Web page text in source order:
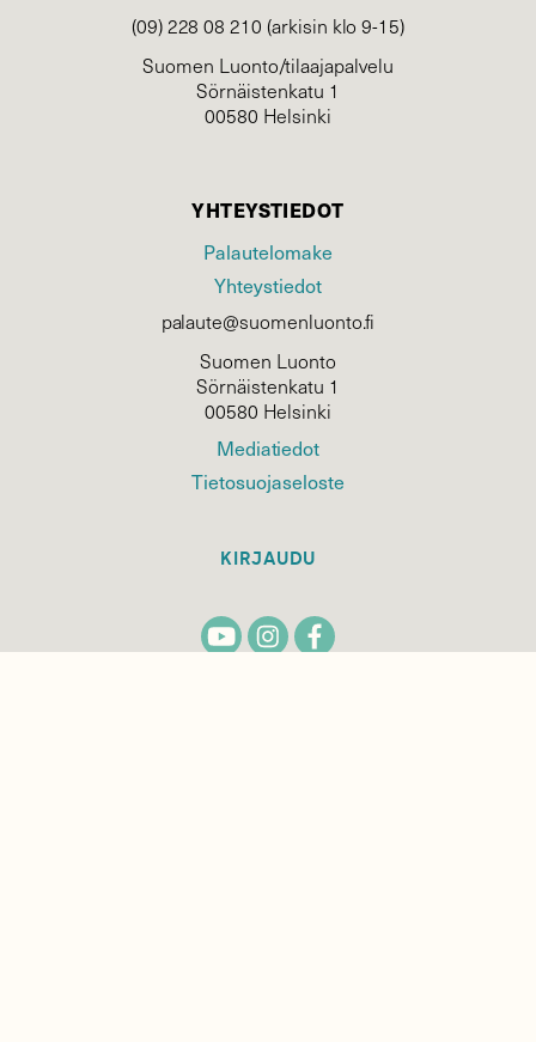
(09) 228 08 210 (arkisin klo 9-15)
Suomen Luonto/tilaajapalvelu
Sörnäistenkatu 1
00580 Helsinki
YHTEYSTIEDOT
Palautelomake
Yhteystiedot
palaute@suomenluonto.fi
Suomen Luonto
Sörnäistenkatu 1
00580 Helsinki
Mediatiedot
Tietosuojaseloste
KIRJAUDU